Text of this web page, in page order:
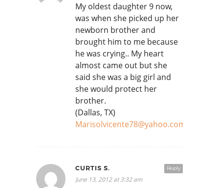
My oldest daughter 9 now,
was when she picked up her
newborn brother and
brought him to me because
he was crying.. My heart
almost came out but she
said she was a big girl and
she would protect her
brother.
(Dallas, TX)
Marisolvicente78@yahoo.com
Reply
CURTIS S.
June 13, 2012 at 3:32 am